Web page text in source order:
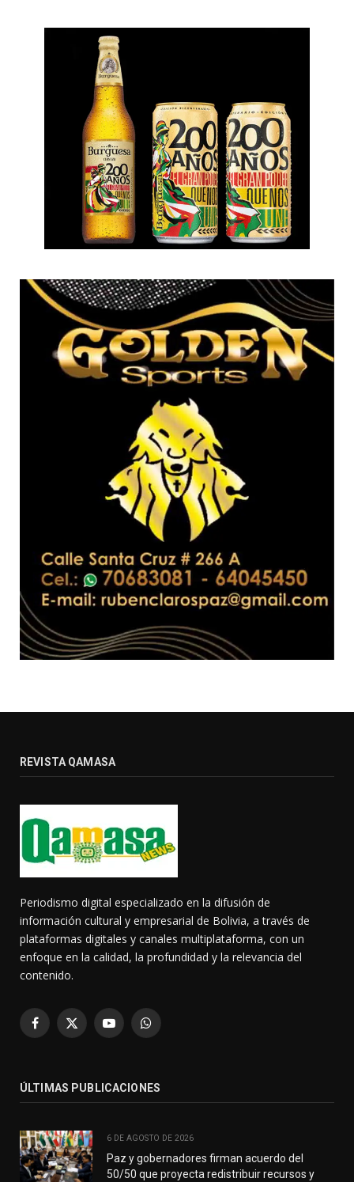
REVISTA QAMASA
Periodismo digital especializado en la difusión de
información cultural y empresarial de Bolivia, a través de
plataformas digitales y canales multiplataforma, con un
enfoque en la calidad, la profundidad y la relevancia del
contenido.
Facebook
X
YouTubeWhatsApp
ÚLTIMAS PUBLICACIONES
6 DE AGOSTO DE 2026
Paz y gobernadores firman acuerdo del
50/50 que proyecta redistribuir recursos y